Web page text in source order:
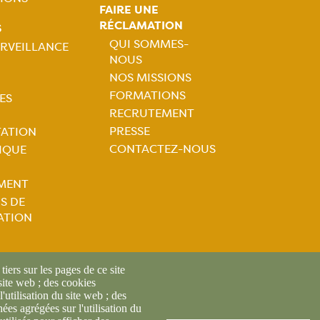
DE
FAIRE UNE
RÉCLAMATION
Navigation
principale
QUI SOMMES-
NOUS
NOS MISSIONS
FORMATIONS
RECRUTEMENT
PRESSE
CONTACTEZ-NOUS
sur les pages de ce site
web ; des cookies
du site web ; des
agrégées sur l'utilisation du